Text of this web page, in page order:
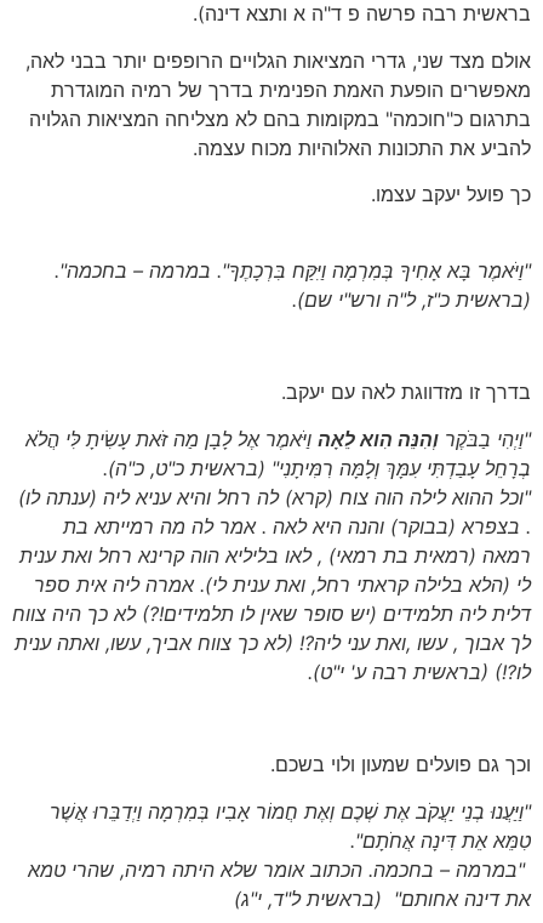
בראשית רבה פרשה פ ד"ה א ותצא דינה).
אולם מצד שני, גדרי המציאות הגלויים הרופפים יותר בבני לאה,
מאפשרים הופעת האמת הפנימית בדרך של רמיה המוגדרת
בתרגום כ"חוכמה" במקומות בהם לא מצליחה המציאות הגלויה
להביע את התכונות האלוהיות מכוח עצמה.
כך פועל יעקב עצמו.
"וַיֹּאמֶר בָּא אָחִיךָ בְּמִרְמָה וַיִּקַּח בִּרְכָתֶךָ". במרמה – בחכמה".
(בראשית כ"ז, ל"ה ורש"י שם).
בדרך זו מזדווגת לאה עם יעקב.
"וַיְהִי בַבֹּקֶר וְהִנֵּה הִוא לֵאָה וַיֹּאמֶר אֶל לָבָן מַה זֹּאת עָשִׂיתָ לִּי הֲלֹא
בְרָחֵל עָבַדְתִּי עִמָּךְ וְלָמָּה רִמִּיתָנִי" (בראשית כ"ט, כ"ה).
"וכל ההוא לילה הוה צוח (קרא)לה רחל והיא עניא ליה (ענתה לו)
. בצפרא (בבוקר) והנה היא לאה . אמר לה מה רמייתא בת
רמאה (רמאית בת רמאי) ,לאו בליליא הוה קרינא רחל ואת ענית
לי (הלא בלילה קראתי רחל, ואת ענית לי).אמרה ליה אית ספר
דלית ליה תלמידים (יש סופר שאין לו תלמידים!?)לא כך היה צווח
לך אבוך , עשו ,ואת עני ליה?! (לא כך צווח אביך, עשו, ואתה ענית
לו?!) (בראשית רבה ע' י"ט).
וכך גם פועלים שמעון ולוי בשכם.
"וַיַּעֲנוּ בְנֵי יַעֲקֹב אֶת שְׁכֶם וְאֶת חֲמוֹר אָבִיו בְּמִרְמָה וַיְדַבֵּרוּ אֲשֶׁר
טִמֵּא אֵת דִּינָה אֲחֹתָם".
"במרמה – בחכמה. הכתוב אומר שלא היתה רמיה, שהרי טמא
את דינה אחותם" (בראשית ל"ד, י"ג)